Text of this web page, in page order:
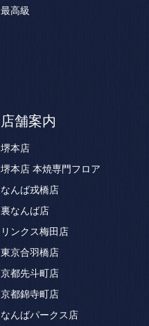
最高級
店舗案内
堺本店
堺本店 本焼専門フロア
なんば戎橋店
裏なんば店
リンクス梅田店
東京合羽橋店
京都先斗町店
京都錦寺町店
なんばパークス店